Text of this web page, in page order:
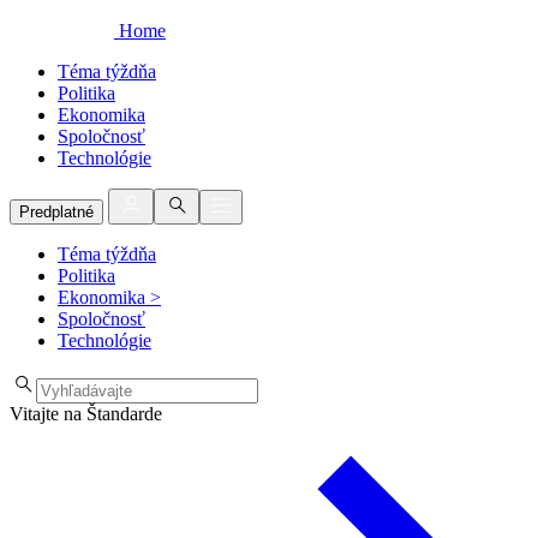
Home
Téma týždňa
Politika
Ekonomika
Spoločnosť
Technológie
Predplatné
Téma týždňa
Politika
Ekonomika >
Spoločnosť
Technológie
Vitajte na Štandarde